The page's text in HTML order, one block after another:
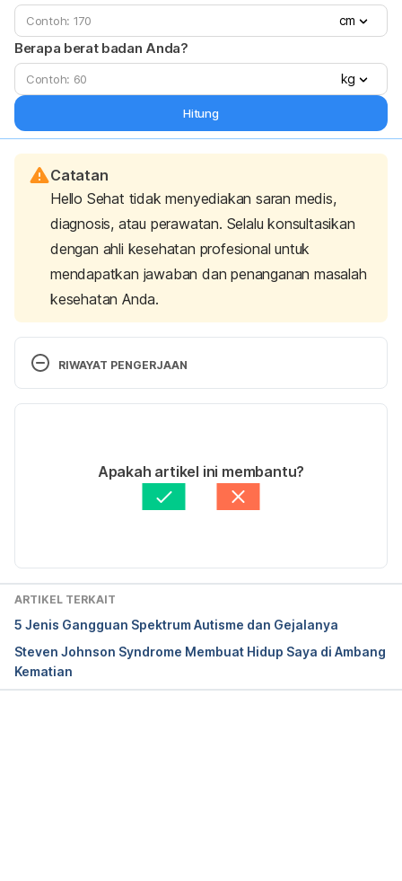
cm
Berapa berat badan Anda?
kg
Hitung
Catatan
Hello Sehat tidak menyediakan saran medis,
diagnosis, atau perawatan. Selalu konsultasikan
dengan ahli kesehatan profesional untuk
mendapatkan jawaban dan penanganan masalah
kesehatan Anda.
RIWAYAT PENGERJAAN
Ditulis oleh Diah Ayu Lestari
Ditinjau secara medis oleh
dr. Andreas Wilson
Setiawan, M.Kes.
Apakah artikel ini membantu?
ARTIKEL TERKAIT
5 Jenis Gangguan Spektrum Autisme dan Gejalanya
Steven Johnson Syndrome Membuat Hidup Saya di Ambang
Kematian